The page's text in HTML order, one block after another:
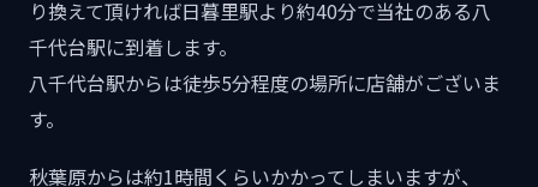
り換えて頂ければ日暮里駅より約40分で当社のある八
千代台駅に到着します。
八千代台駅からは徒歩5分程度の場所に店舗がございま
す。
秋葉原からは約1時間くらいかかってしまいますが、